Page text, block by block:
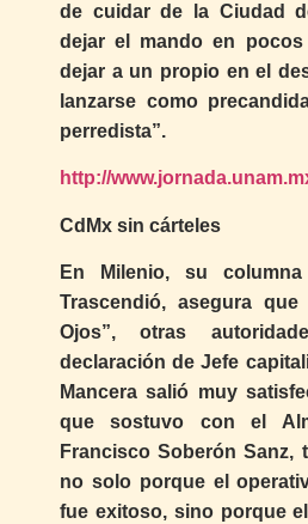
de cuidar de la Ciudad
dejar el mando en pocos
dejar a un propio en el
lanzarse como
perredista”.
http://
CdMx sin cárteles
En Milenio, su
Trascendió, asegura
Ojos”, otras
declaración de Jefe
Mancera salió muy
que sostuvo con el
Francisco Soberón Sanz,
no solo porque el
fue exitoso, sino porque